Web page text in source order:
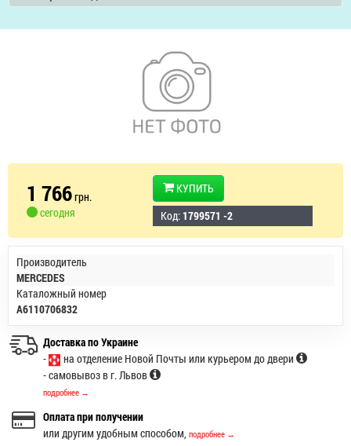
1 766грн.
сегодня
КУПИТЬ
Код: 1799571 -2
Производитель
MERCEDES
Каталожный номер
A6110706832
Доставка по Украине
-
на отделение Новой Почты или курьером до двери
- самовывоз в г. Львов
подробнее →
Оплата при получении
или другим удобным способом, подробнее →